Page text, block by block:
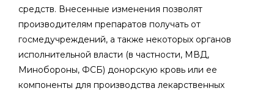
средств. Внесенные изменения позволят
производителям препаратов получать от
госмедучреждений, а также некоторых органов
исполнительной власти (в частности, МВД,
Минобороны, ФСБ) донорскую кровь или ее
компоненты для производства лекарственных